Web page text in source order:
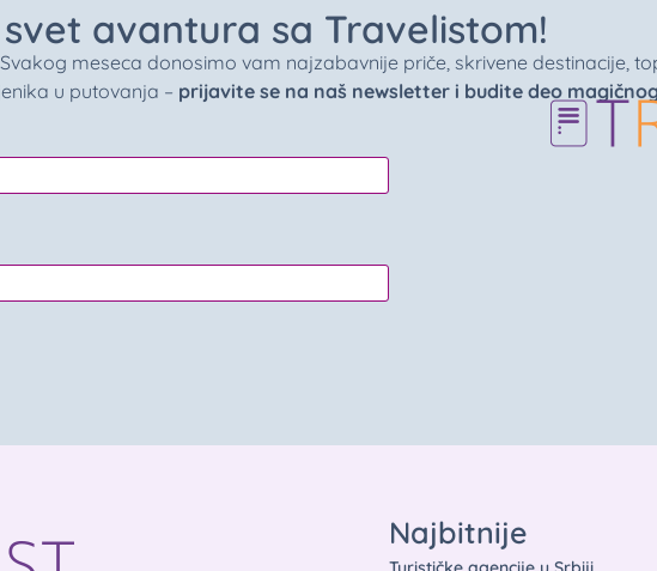
avantura sa Travelistom!
Svakog meseca donosimo vam najzabavnije priče, skrivene destinacije,
u putovanja – prijavite se na naš newsletter i budite deo
Najbitnije